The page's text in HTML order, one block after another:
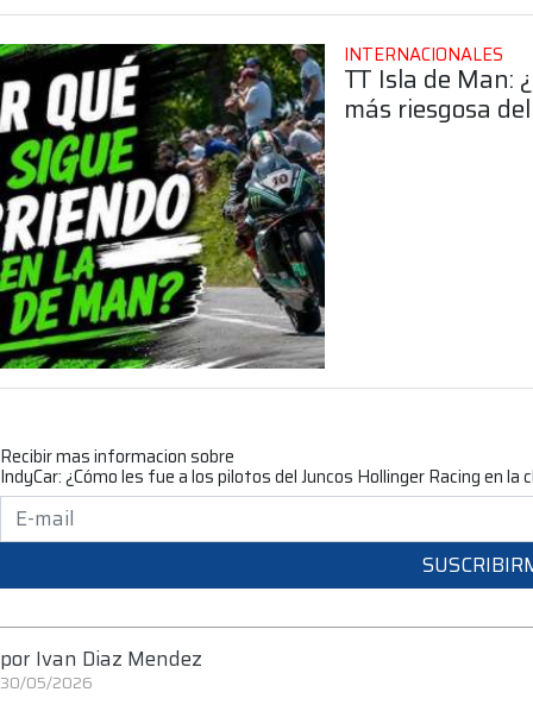
INTERNACIONALES
TT Isla de Man:
más riesgosa
Recibir mas informacion sobre
IndyCar: ¿Cómo les fue a los pilotos del Juncos Hollinger Racing en
por Ivan Diaz Mendez
30/05/2026